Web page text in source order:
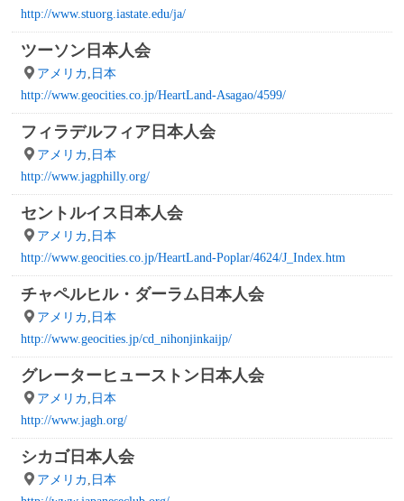
http://www.stuorg.iastate.edu/ja/
ツーソン日本人会
アメリカ 日本
http://www.geocities.co.jp/HeartLand-Asagao/4599/
フィラデルフィア日本人会
アメリカ 日本
http://www.jagphilly.org/
セントルイス日本人会
アメリカ 日本
http://www.geocities.co.jp/HeartLand-Poplar/4624/J_Index.htm
チャペルヒル・ダーラム日本人会
アメリカ 日本
http://www.geocities.jp/cd_nihonjinkaijp/
グレーターヒューストン日本人会
アメリカ 日本
http://www.jagh.org/
シカゴ日本人会
アメリカ 日本